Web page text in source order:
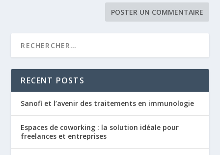
RECENT POSTS
Sanofi et l’avenir des traitements en immunologie
Espaces de coworking : la solution idéale pour
freelances et entreprises